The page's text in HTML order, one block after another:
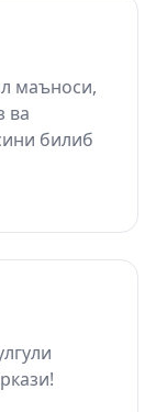
маъноси,
ва
билиб